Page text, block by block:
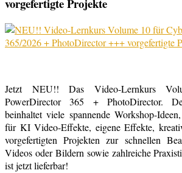
vorgefertigte Projekte
Jetzt NEU!! Das Video-Lernkurs
PowerDirector 365 + PhotoDirector.
beinhaltet viele spannende Workshop-
für KI Video-Effekte, eigene Effekte,
vorgefertigten Projekten zur schnellen
Videos oder Bildern sowie zahlreiche
ist jetzt lieferbar!